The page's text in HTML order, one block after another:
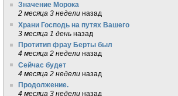
Значение Морока
2 месяца 3 недели назад
Храни Господь на путях Вашего
3 месяца 1 день назад
Протитип фрау Берты был
4 месяца 2 недели назад
Сейчас будет
4 месяца 2 недели назад
Продолжение.
4 месяца 3 недели назад